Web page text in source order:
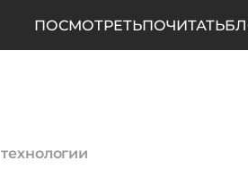
ПОСМОТРЕТЬПОЧИТАТЬ
технологии